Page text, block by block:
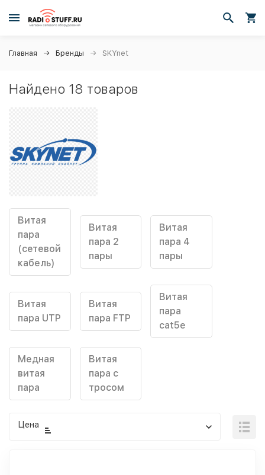
Главная Бренды SKYnet
Найдено 18 товаров
Витая
пара
(сетевой
кабель)
Витая
пара 2
пары
Витая
пара 4
пары
Витая
пара UTP
Витая
пара FTP
Витая
пара
cat5e
Медная
витая
пара
Витая
пара с
тросом
Цена